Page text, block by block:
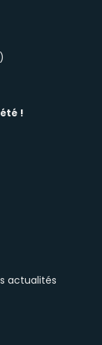
!
actualités